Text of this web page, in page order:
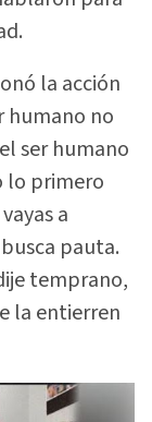
la acción
humano no
ser humano
lo primero
a
pauta.
temprano,
la entierren